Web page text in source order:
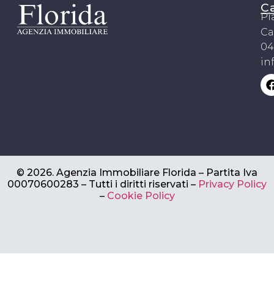
© 2026. Agenzia Immobiliare Florida – Partita Iva
00070600283 – Tutti i diritti riservati – Privacy Policy
– Cookie Policy